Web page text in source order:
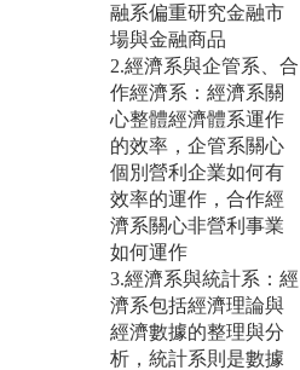
融系偏重研究金融市
場與金融商品
2.經濟系與企管系、合
作經濟系：經濟系關
心整體經濟體系運作
的效率，企管系關心
個別營利企業如何有
效率的運作，合作經
濟系關心非營利事業
如何運作
3.經濟系與統計系：經
濟系包括經濟理論與
經濟數據的整理與分
析，統計系則是數據